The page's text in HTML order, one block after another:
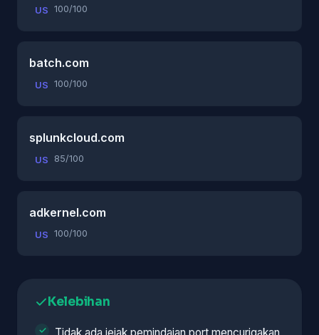
US 100/100
batch.com
US 100/100
splunkcloud.com
US 85/100
adkernel.com
US 100/100
Kelebihan
Tidak ada jejak pemindaian port mencurigakan